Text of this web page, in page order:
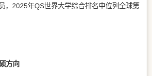
，2025年QS世界大学综合排名中位列全球第
方向